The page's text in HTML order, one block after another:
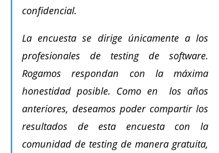
confidencial.
La encuesta se dirige únicamente a los
profesionales de testing de software.
Rogamos respondan con la máxima
honestidad posible. Como en los años
anteriores, deseamos poder compartir los
resultados de esta encuesta con la
comunidad de testing de manera gratuita,